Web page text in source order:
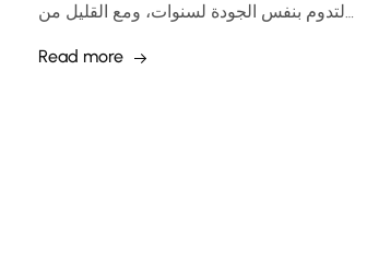
لتدوم بنفس الجودة لسنوات، ومع القليل من…
Read more